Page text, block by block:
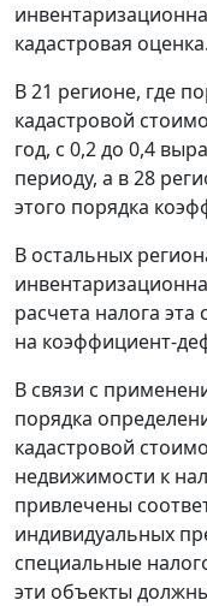
кадастровая оценка.
В 21 регионе, где
кадастровой
год, с 0,2 до 0,4
периоду, а в 28
этого порядка
В остальных
расчета налога
на коэффициент-
В связи с
порядка
кадастровой
недвижимости к
привлечены
индивидуальных
специальные
эти объекты